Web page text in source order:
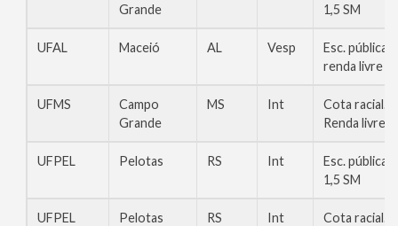
Grande
1,5 SM
UFAL Maceió AL Vesp
Esc. pública,
renda livre
UFMS
Campo
Grande
MS Int
Cota racial.
Renda livre
UFPEL Pelotas RS Int
Esc. pública,
1,5 SM
UFPEL Pelotas RS Int
Cota racial.